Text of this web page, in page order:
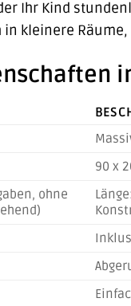
Ihr Kind
kleinere
90 x
ohne